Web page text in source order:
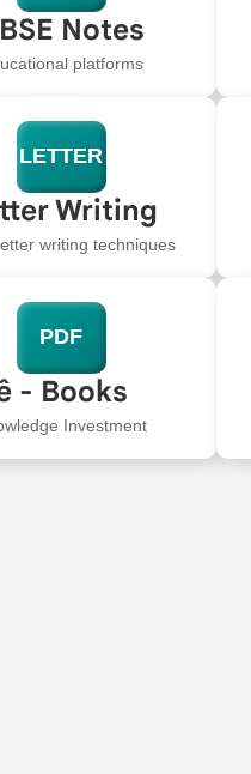
Notes
platforms
LETTER
Writing
writing techniques
PDF
- Books
Investment